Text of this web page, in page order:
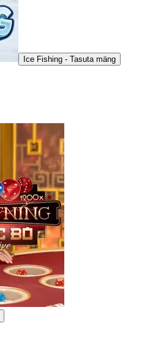
Ice Fishing - Tasuta mäng